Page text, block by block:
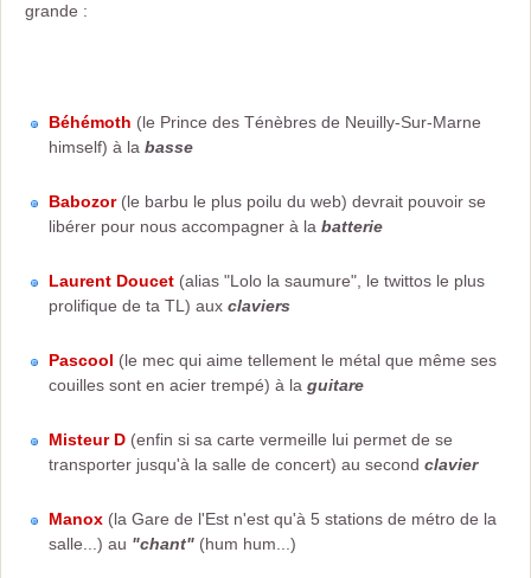
grande :
Béhémoth (le Prince des Ténèbres de Neuilly-Sur-Marne
himself) à la basse
Babozor(le barbu le plus poilu du web) devrait pouvoir se
libérer pour nous accompagner à la batterie
Laurent Doucet (alias "Lolo la saumure", le twittos le plus
prolifique de ta TL) aux claviers
Pascool (le mec qui aime tellement le métal que même ses
couilles sont en acier trempé) à la guitare
Misteur D (enfin si sa carte vermeille lui permet de se
transporter jusqu'à la salle de concert) au second clavier
Manox (la Gare de l'Est n'est qu'à 5 stations de métro de la
salle...) au "chant" (hum hum...)